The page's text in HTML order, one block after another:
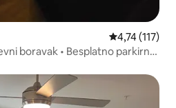
Prosječna
4,74 (117)
boravak • Besplatno parkirno